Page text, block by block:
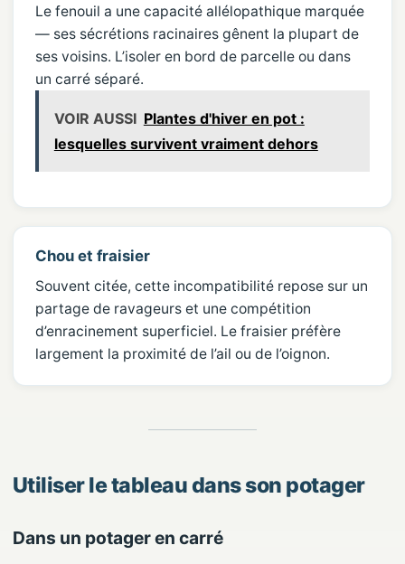
Le fenouil a une capacité allélopathique marquée
— ses sécrétions racinaires gênent la plupart de
ses voisins. L’isoler en bord de parcelle ou dans
un carré séparé.
VOIR AUSSI Plantes d'hiver en pot :
lesquelles survivent vraiment dehors
Chou et fraisier
Souvent citée, cette incompatibilité repose sur un
partage de ravageurs et une compétition
d’enracinement superficiel. Le fraisier préfère
largement la proximité de l’ail ou de l’oignon.
Utiliser le tableau dans son potager
Dans un potager en carré